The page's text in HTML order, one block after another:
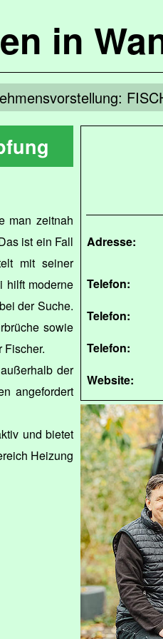
in
Adresse:
Telefon:
Telefon:
Telefon:
Website:
man zeitnah
ist ein Fall
mit seiner
hilft moderne
der Suche.
sowie
Fischer.
der
angefordert
und bietet
Heizung